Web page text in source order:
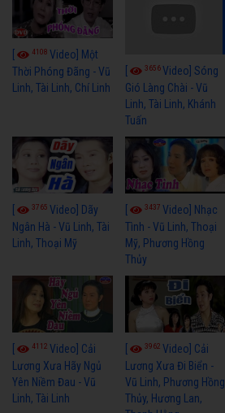
4108 Video] Một
Thời Phóng Đãng - Vũ
Linh, Tài Linh, Chí Linh
3656Video] Sóng
Gió Làng Chài - Vũ
Linh, Tài Linh, Khánh
Tuấn
3765 Video] Dãy
Ngân Hà - Vũ Linh, Tài
Linh, Thoại Mỹ
3437Video] Nhạc
Tình - Vũ Linh, Thoại
Mỹ, Phương Hồng
Thủy
4112 Video] Cải
Lương Xưa Hãy Ngủ
Yên Niềm Đau - Vũ
Linh, Tài Linh
3962Video] Cải
Lương Xưa Đi Biển -
Vũ Linh, Phương Hồng
Thủy, Hương Lan,